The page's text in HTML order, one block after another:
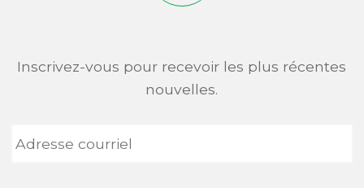
Inscrivez-vous pour recevoir les plus récentes
nouvelles.